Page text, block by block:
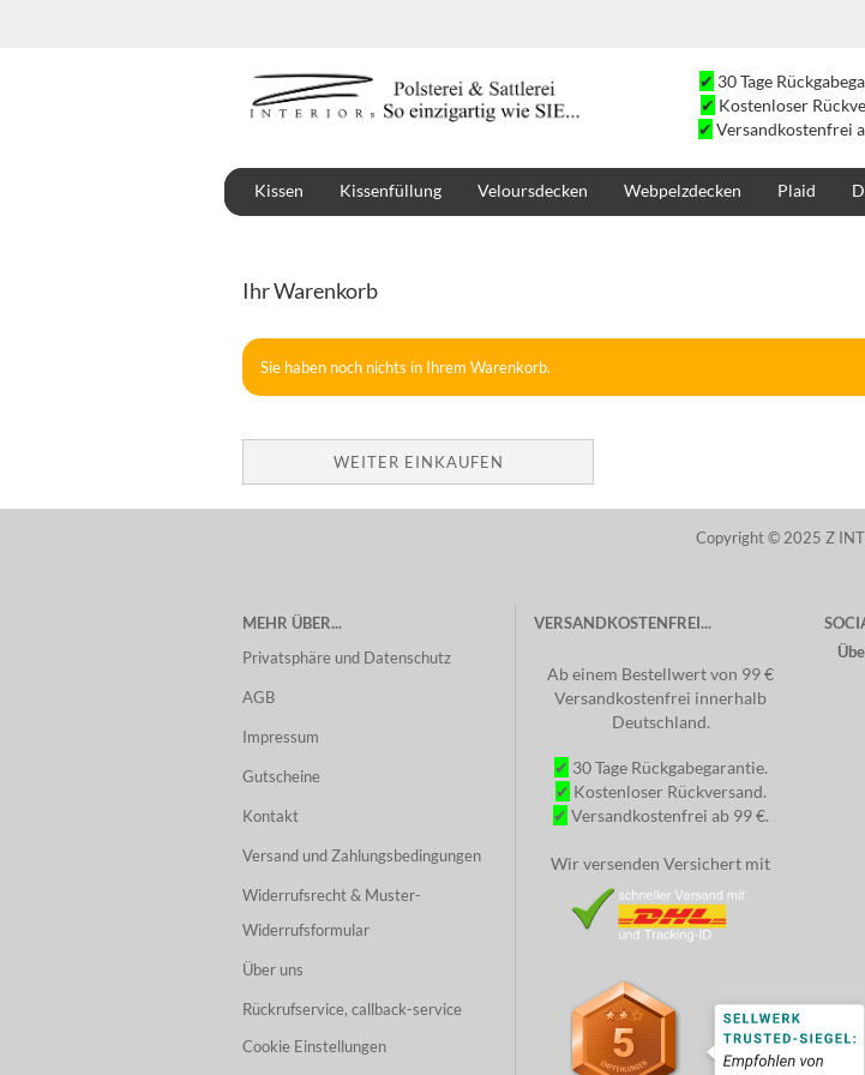
✔ 30 Tage
✔ Kostenloser
✔ Versandkostenfrei
Kissen Kissenfüllung Veloursdecken Webpelzdecken Plaid
Ihr Warenkorb
Sie haben noch nichts in Ihrem Warenkorb.
WEITER EINKAUFEN
Copyright © 2025 Z
MEHR ÜBER...
Privatsphäre und Datenschutz
AGB
Impressum
Gutscheine
Kontakt
Versand und Zahlungsbedingungen
Widerrufsrecht & Muster-
Widerrufsformular
Über uns
Rückrufservice, callback-service
Cookie Einstellungen
VERSANDKOSTENFREI...
Ab einem Bestellwert von 99 €
Versandkostenfrei innerhalb
Deutschland.
✔ 30 Tage Rückgabegarantie.
✔ Kostenloser Rückversand.
✔ Versandkostenfrei ab 99 €.
Wir versenden Versichert mit